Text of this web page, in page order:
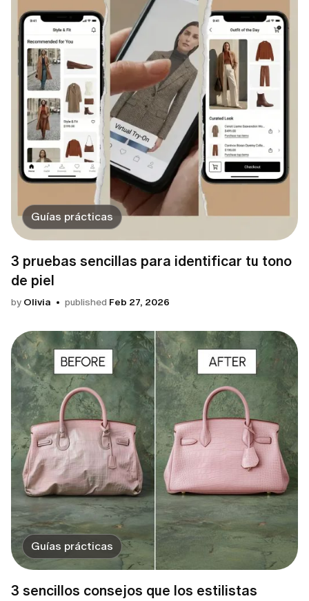
Guías prácticas
3 pruebas sencillas para identificar tu tono
de piel
by Olivia published Feb 27, 2026
Guías prácticas
3 sencillos consejos que los estilistas